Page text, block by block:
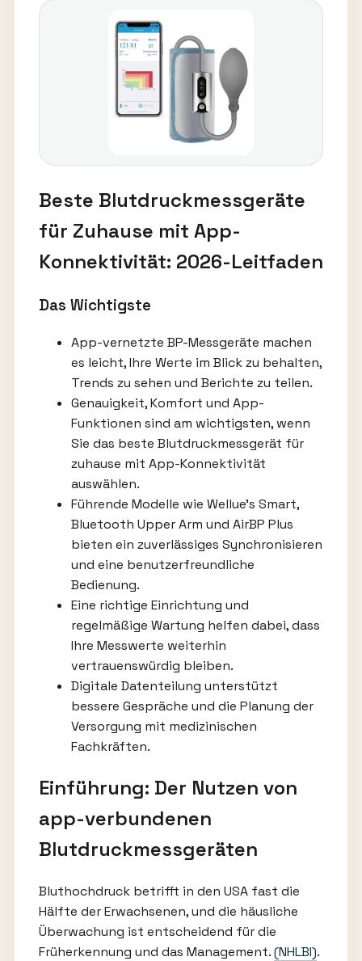
Beste Blutdruckmessgeräte
für Zuhause mit App-
Konnektivität: 2026-Leitfaden
Das Wichtigste
App-vernetzte BP-Messgeräte machen
es leicht, Ihre Werte im Blick zu behalten,
Trends zu sehen und Berichte zu teilen.
Genauigkeit, Komfort und App-
Funktionen sind am wichtigsten, wenn
Sie das beste Blutdruckmessgerät für
zuhause mit App-Konnektivität
auswählen.
Führende Modelle wie Wellue’s Smart,
Bluetooth Upper Arm und AirBP Plus
bieten ein zuverlässiges Synchronisieren
und eine benutzerfreundliche
Bedienung.
Eine richtige Einrichtung und
regelmäßige Wartung helfen dabei, dass
Ihre Messwerte weiterhin
vertrauenswürdig bleiben.
Digitale Datenteilung unterstützt
bessere Gespräche und die Planung der
Versorgung mit medizinischen
Fachkräften.
Einführung: Der Nutzen von
app-verbundenen
Blutdruckmessgeräten
Bluthochdruck betrifft in den USA fast die
Hälfte der Erwachsenen, und die häusliche
Überwachung ist entscheidend für die
Früherkennung und das Management.(NHLBI).